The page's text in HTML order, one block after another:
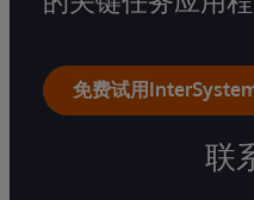
免费试用
联